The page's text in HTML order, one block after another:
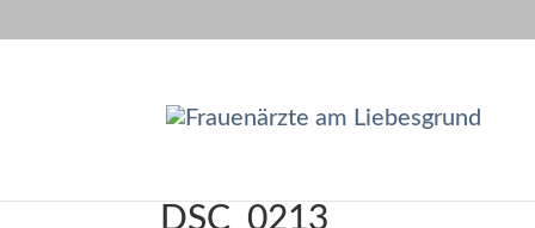
DSC_0213